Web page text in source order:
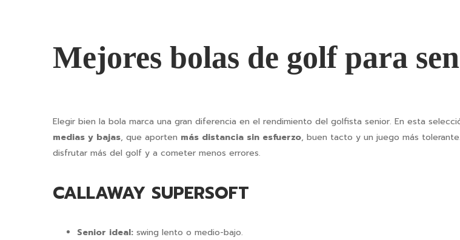
Mejores bolas de golf para
Elegir bien la bola marca una gran diferencia en el rendimiento del golfista senior. En esta
medias y bajas, que aporten más distancia sin esfuerzo, buen tacto y un juego más
disfrutar más del golf y a cometer menos errores.
CALLAWAY SUPERSOFT
Senior ideal: swing lento o medio-bajo.